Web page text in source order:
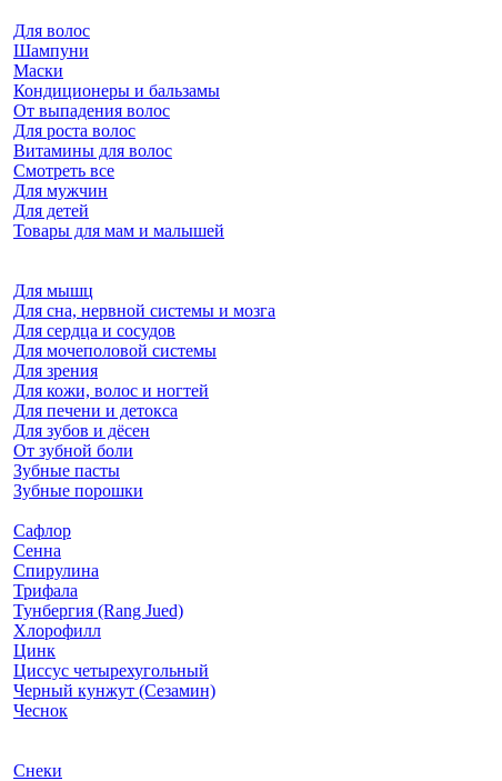
Для волос
Шампуни
Маски
Кондиционеры и бальзамы
От выпадения волос
Для роста волос
Витамины для волос
Смотреть все
Для мужчин
Для детей
Товары для мам и малышей
Для мышц
Для сна, нервной системы и мозга
Для сердца и сосудов
Для мочеполовой системы
Для зрения
Для кожи, волос и ногтей
Для печени и детокса
Для зубов и дёсен
От зубной боли
Зубные пасты
Зубные порошки
Сафлор
Сенна
Спирулина
Трифала
Тунбергия (Rang Jued)
Хлорофилл
Цинк
Циссус четырехугольный
Черный кунжут (Сезамин)
Чеснок
Снеки